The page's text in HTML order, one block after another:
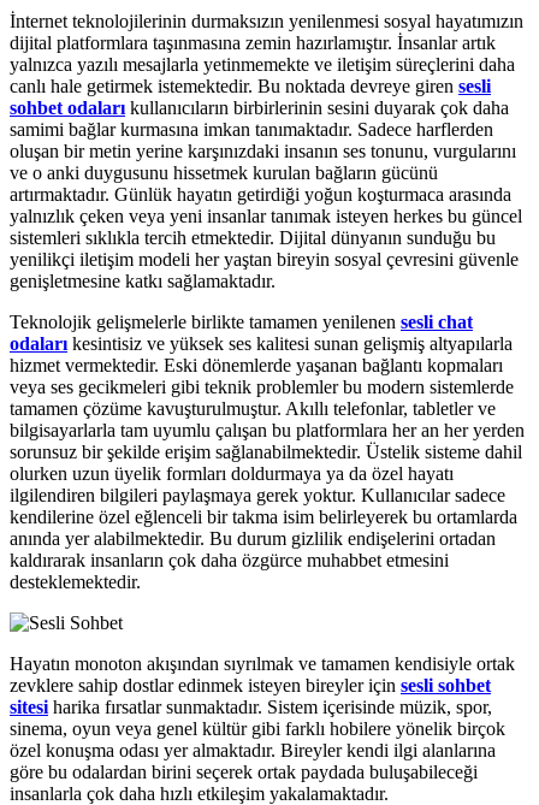
İnternet teknolojilerinin durmaksızın yenilenmesi sosyal hayatımızın
dijital platformlara taşınmasına zemin hazırlamıştır. İnsanlar artık
yalnızca yazılı mesajlarla yetinmemekte ve iletişim süreçlerini daha
canlı hale getirmek istemektedir. Bu noktada devreye giren sesli
sohbet odaları kullanıcıların birbirlerinin sesini duyarak çok daha
samimi bağlar kurmasına imkan tanımaktadır. Sadece harflerden
oluşan bir metin yerine karşınızdaki insanın ses tonunu, vurgularını
ve o anki duygusunu hissetmek kurulan bağların gücünü
artırmaktadır. Günlük hayatın getirdiği yoğun koşturmaca arasında
yalnızlık çeken veya yeni insanlar tanımak isteyen herkes bu güncel
sistemleri sıklıkla tercih etmektedir. Dijital dünyanın sunduğu bu
yenilikçi iletişim modeli her yaştan bireyin sosyal çevresini güvenle
genişletmesine katkı sağlamaktadır.
Teknolojik gelişmelerle birlikte tamamen yenilenen sesli chat
odaları kesintisiz ve yüksek ses kalitesi sunan gelişmiş altyapılarla
hizmet vermektedir. Eski dönemlerde yaşanan bağlantı kopmaları
veya ses gecikmeleri gibi teknik problemler bu modern sistemlerde
tamamen çözüme kavuşturulmuştur. Akıllı telefonlar, tabletler ve
bilgisayarlarla tam uyumlu çalışan bu platformlara her an her yerden
sorunsuz bir şekilde erişim sağlanabilmektedir. Üstelik sisteme dahil
olurken uzun üyelik formları doldurmaya ya da özel hayatı
ilgilendiren bilgileri paylaşmaya gerek yoktur. Kullanıcılar sadece
kendilerine özel eğlenceli bir takma isim belirleyerek bu ortamlarda
anında yer alabilmektedir. Bu durum gizlilik endişelerini ortadan
kaldırarak insanların çok daha özgürce muhabbet etmesini
desteklemektedir.
Hayatın monoton akışından sıyrılmak ve tamamen kendisiyle ortak
zevklere sahip dostlar edinmek isteyen bireyler için sesli sohbet
sitesi harika fırsatlar sunmaktadır. Sistem içerisinde müzik, spor,
sinema, oyun veya genel kültür gibi farklı hobilere yönelik birçok
özel konuşma odası yer almaktadır. Bireyler kendi ilgi alanlarına
göre bu odalardan birini seçerek ortak paydada buluşabileceği
insanlarla çok daha hızlı etkileşim yakalamaktadır.